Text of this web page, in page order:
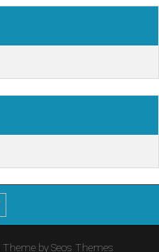
Theme by Seos Themes